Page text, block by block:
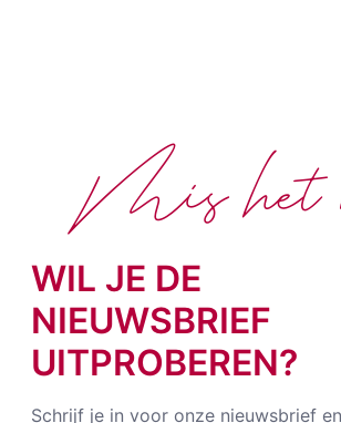
WIL JE DE
NIEUWSBRIEF
UITPROBEREN?
Schrijf je in voor onze nieuwsbrief
Mis het